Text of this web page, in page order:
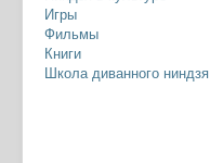
Игры
Фильмы
Книги
Школа диванного ниндзя